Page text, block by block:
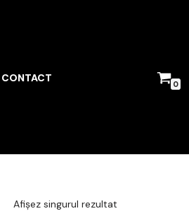
CONTACT 0
Afișez singurul rezultat